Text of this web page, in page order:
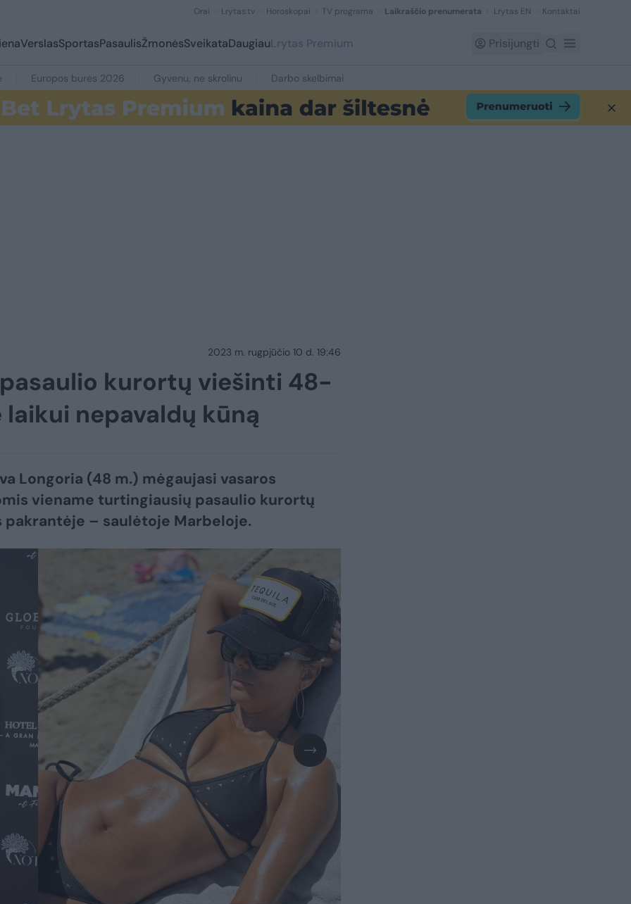
Orai Lrytas.tv Horoskopai TV programa Laikraščio prenumerata Lrytas EN Kontaktai
VerslasSportasPasaulisŽmonėsSveikataDaugiauLrytas Premium Prisijungti
Europos burės 2026 Gyvenu, ne skrolinu Darbo skelbimai
2023 m. rugpjūčio 10 d. 19:46
kurortų viešinti 48-
nepavaldų kūną
Longoria (48 m.) mėgaujasi vasaros
viename turtingiausių pasaulio kurortų
pakrantėje – saulėtoje Marbeloje.